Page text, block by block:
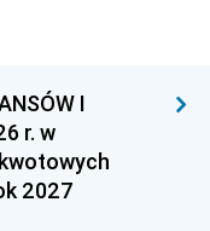
I
r. w
2027